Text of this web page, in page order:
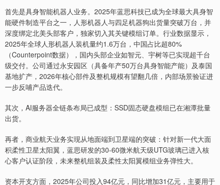
首先是具身智能机器人业务。2025年蓝思科技已成为全球最大具身智
能硬件制造平台之一，人形机器人与四足机器狗出货量突破万台，并
深度绑定北美头部客户，独家切入其关键模组订单。行业数据显示，
2025年全球人形机器人装机量约1.6万台，中国占比超80%
（Counterpoint数据），国内头部企业如智元、宇树等已实现超千台
级交付。公司通过永安园区（具备年产50万台具身智能产能）及泰国
基地扩产，2026年核心部件及整机规模有望翻几倍，内部场景验证进
一步反哺产品迭代。
其次，AI服务器全链条布局已成型：SSD固态硬盘模组已在湘潭批量
出货。
再者，商业航天业务实现从地面端到卫星端的突破：针对新一代大面
积柔性卫星太阳翼，蓝思研发的30-60微米航天级UTG玻璃已进入核
心客户认证阶段，未来整机组装及柔性太阳翼模组业务弹性大。
资本开支方面，2025年公司投入94亿元，同比增加31亿元，主要用于